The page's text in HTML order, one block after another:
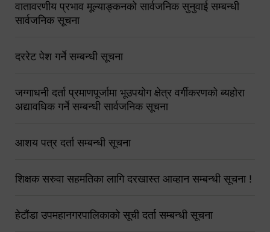
वातावरणीय प्रभाव मूल्याङ्कनको सार्वजनिक सुनुवाई सम्बन्धी
सार्वजनिक सूचना
दररेट पेश गर्ने सम्बन्धी सूचना
जग्गाधनी दर्ता प्रमाणपूर्जामा भूउपयोग क्षेत्र वर्गीकरणको ब्यहोरा
अद्यावधिक गर्ने सम्बन्धी सार्वजनिक सूचना
आशय पत्र दर्ता सम्बन्धी सूचना
शिक्षक सरुवा सहमतिका लागि दरखास्त आव्हान सम्बन्धी सूचना !
हेटौंडा उपमहानगरपालिकाको सूची दर्ता सम्बन्धी सूचना